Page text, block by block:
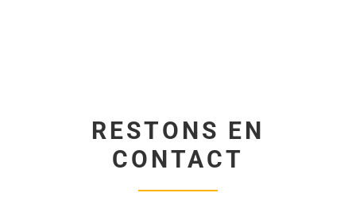
RESTONS EN
CONTACT